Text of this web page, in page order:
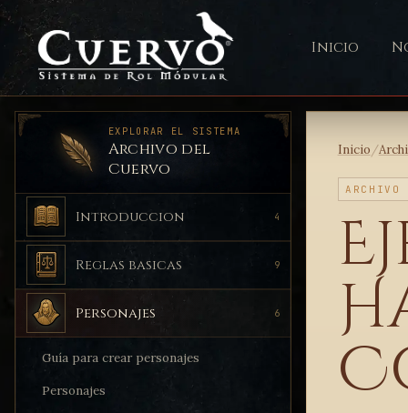
Inicio
EXPLORAR EL SISTEMA
Archivo del
Cuervo
Introduccion 4
Reglas basicas 9
Personajes 6
Guía para crear personajes
Personajes
Inicio/
ARCHIVO